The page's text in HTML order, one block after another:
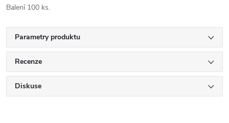
Balení 100 ks.
Parametry produktu
Recenze
Diskuse